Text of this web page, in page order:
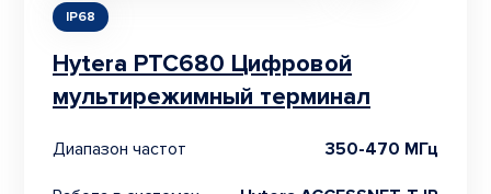
IP68
Hytera PTC680 Цифровой
мультирежимный терминал
Диапазон частот 350-470 МГц